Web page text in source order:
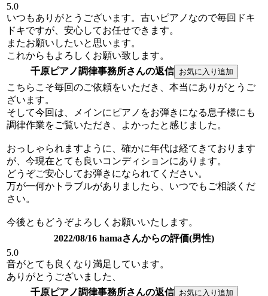
5.0
いつもありがとうございます。古いピアノなので毎回ドキ
ドキですが、安心してお任せできます。
またお願いしたいと思います。
これからもよろしくお願い致します。
千原ピアノ調律事務所さんの返信
こちらこそ毎回のご依頼をいただき、本当にありがとうご
ざいます。
そして今回は、メインにピアノをお弾きになる息子様にも
調律作業をご覧いただき、よかったと感じました。
おっしゃられますように、確かに年代は経てきております
が、今現在とても良いコンディションにあります。
どうぞご安心してお弾きになられてください。
万が一何かトラブルがありましたら、いつでもご相談くだ
さい。
今後ともどうぞよろしくお願いいたします。
2022/08/16 hamaさんからの評価(男性)
5.0
音がとても良くなり満足しています。
ありがとうございました、
千原ピアノ調律事務所さんの返信